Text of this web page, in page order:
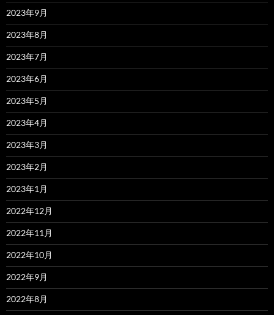
2023年9月
2023年8月
2023年7月
2023年6月
2023年5月
2023年4月
2023年3月
2023年2月
2023年1月
2022年12月
2022年11月
2022年10月
2022年9月
2022年8月